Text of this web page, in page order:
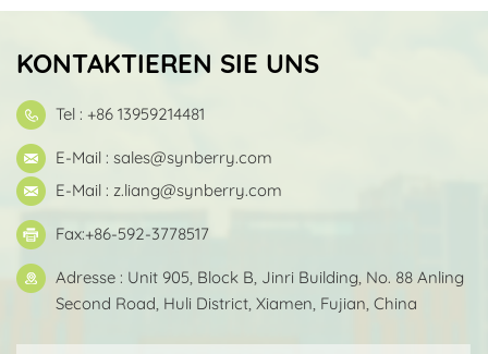
KONTAKTIEREN SIE UNS
Tel : +86 13959214481
E-Mail : sales@synberry.com
E-Mail : z.liang@synberry.com
Fax:+86-592-3778517
Adresse : Unit 905, Block B, Jinri Building, No. 88 Anling
Second Road, Huli District, Xiamen, Fujian, China